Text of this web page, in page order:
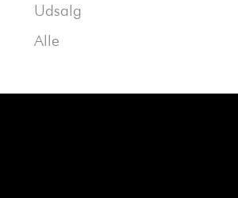
Udsalg
Alle